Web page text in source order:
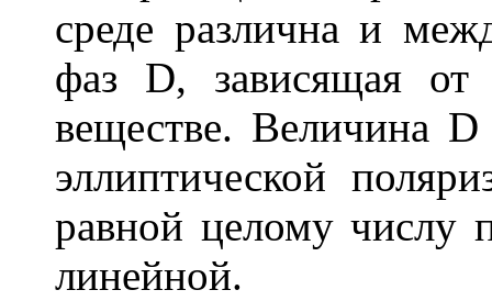
среде различна и
фаз D, зависящая от
веществе. Величина D
эллиптической
равной целому числу
линейной.